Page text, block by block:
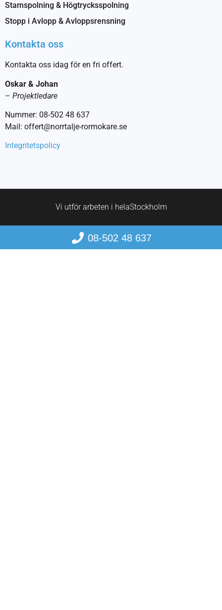
Stamspolning & Högtrycksspolning
Stopp i Avlopp & Avloppsrensning
Kontakta oss
Kontakta oss idag för en fri offert.
Oskar & Johan
– Projektledare
Nummer: 08-502 48 637
Mail: offert@norrtalje-rormokare.se
Integritetspolicy
Vi utför arbeten i helaStockholm
08-502 48 637